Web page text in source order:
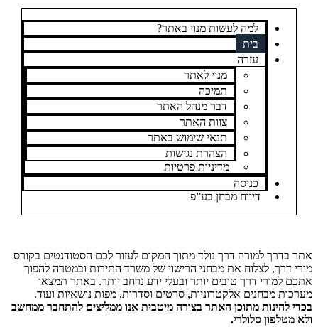
למה לעשות מנוי באתר?
בית
עזרה
מנוי לאתר
תמיכה
דבר מנהל האתר
צוות האתר
תנאי שימוש באתר
הצהרת נגישות
מדיניות פרטיות
כניסה
דיווח מבחן בע”פ
אתר בדרך למורה דרך נולד מתוך המקום לעזור לכם הסטודנטים בקורס
מורי דרך, לצלוח את מבחני הרישוי של משרד התירות ובמטרה להפוך
אתכם למורי דרך טובים יותר ובעלי ידע נרחב יותר. באתר תמצאו
מערכות מבחנים אלקטרוניות, סרטים וסדרות, מפות נושאיות ועוד.
בכדי להינות מתוכן האתר בצורה מיטבית אנו ממליצים להתחבר ממחשב
ולא מטלפון סלולרי.